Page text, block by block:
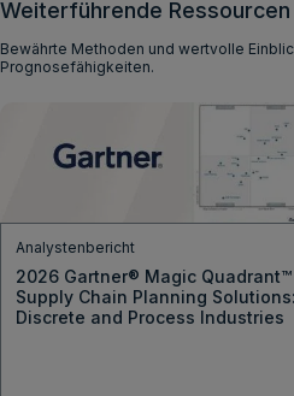
Weiterführende Ressourcen
Bewährte Methoden und wertvolle
Prognosefähigkeiten.
Analystenbericht
2026 Gartner® Magic
Supply Chain Planning Solutions:
Discrete and Process Industries